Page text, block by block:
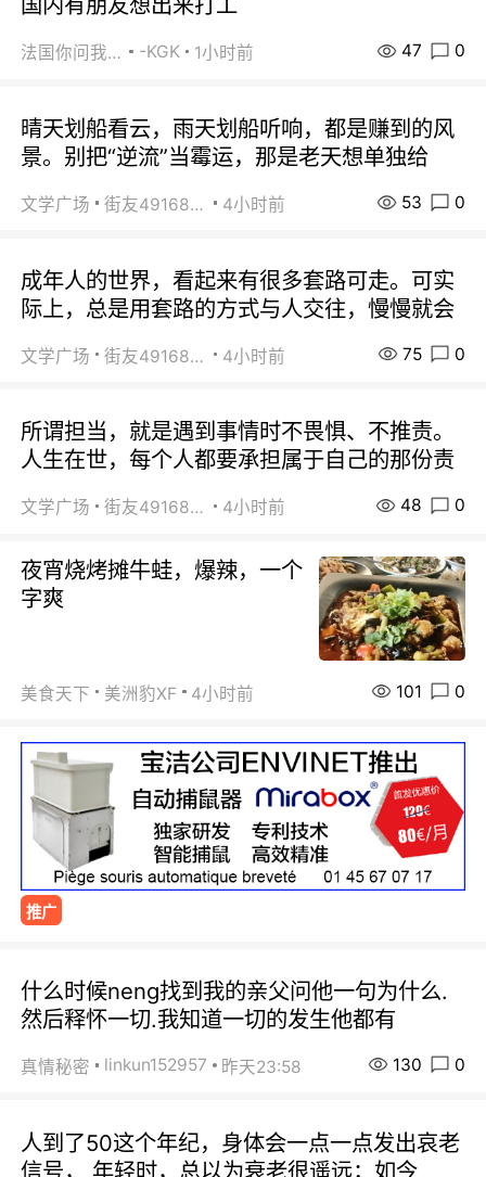
法国你问我答 -KGK 1小时前 47 0
晴天划船看云，雨天划船听响，都是赚到的风
景。别把“逆流”当霉运，那是老天想单独给
文学广场 街友49168527 4小时前 53 0
成年人的世界，看起来有很多套路可走。可实
际上，总是用套路的方式与人交往，慢慢就会
文学广场 街友49168527 4小时前 75 0
所谓担当，就是遇到事情时不畏惧、不推责。
人生在世，每个人都要承担属于自己的那份责
文学广场 街友49168527 4小时前 48 0
夜宵烧烤摊牛蛙，爆辣，一个
字爽
美食天下 美洲豹XF 4小时前 101 0
推广
什么时候neng找到我的亲父问他一句为什么.
然后释怀一切.我知道一切的发生他都有
真情秘密 linkun152957 昨天23:58 130 0
人到了50这个年纪，身体会一点一点发出哀老
信号， 年轻时，总以为衰老很遥远；如今